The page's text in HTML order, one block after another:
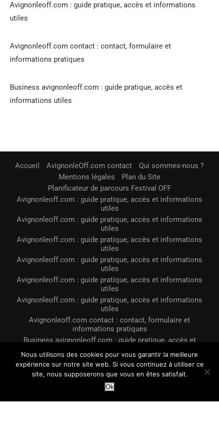
Avignonleoff.com : guide pratique, accès et informations
utiles
Avignonleoff.com contact : contact, formulaire et
informations pratiques
Business avignonleoff.com : guide pratique, accès et
informations utiles
Accueil AvignonleOff.com contact
Qui sommes-nous ?
Mentions légales
Plan du Site
Planificateur de parcours Festival OFF
Avignonleoff.com : guide pratique, accès et informations
utiles
Avignonleoff.com : guide pratique, accès et informations
utiles
Avignonleoff.com : guide pratique, accès et informations
utiles
Avignonleoff.com : guide pratique, accès et informations
utiles
Avignonleoff.com : guide pratique, accès et informations
utiles
Avignonleoff.com : guide pratique, accès et informations
utiles
Avignonleoff.com contact : contact, formulaire et
informations pratiques
Business avignonleoff.com : guide pratique, accès et
Avignonleoff.com pour un prêt immobilier
@2023 - Tous droits réservés. Conçu et développé par LE OFF Avignon
Avignonleoff.com : guide pratique, acces et informations utiles
Nous utilisons des cookies pour vous garantir la meilleure
expérience sur notre site web. Si vous continuez à utiliser ce
site, nous supposerons que vous en êtes satisfait.
Ok